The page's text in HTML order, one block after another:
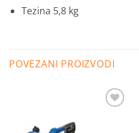
Tezina 5,8 kg
POVEZANI PROIZVODI